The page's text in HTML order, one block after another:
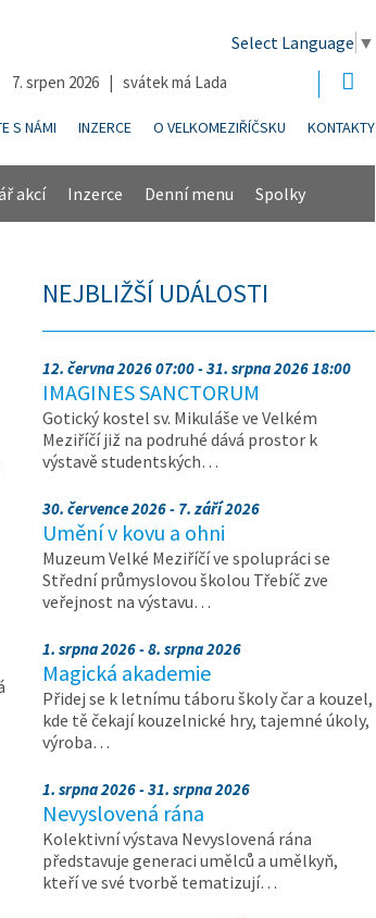
Select Language ▼
7. srpen 2026 | svátek má Lada
S NÁMI INZERCE O VELKOMEZIŘÍČSKU KONTAKTY
akcí Inzerce Denní menu Spolky
NEJBLIŽŠÍ UDÁLOSTI
12. června 2026 07:00 - 31. srpna 2026 18:00
IMAGINES SANCTORUM
Gotický kostel sv. Mikuláše ve Velkém
Meziříčí již na podruhé dává prostor k
výstavě studentských…
30. července 2026 - 7. září 2026
Umění v kovu a ohni
Muzeum Velké Meziříčí ve spolupráci se
Střední průmyslovou školou Třebíč zve
veřejnost na výstavu…
1. srpna 2026 - 8. srpna 2026
Magická akademie
Přidej se k letnímu táboru školy čar a kouzel,
kde tě čekají kouzelnické hry, tajemné úkoly,
výroba…
1. srpna 2026 - 31. srpna 2026
Nevyslovená rána
Kolektivní výstava Nevyslovená rána
představuje generaci umělců a umělkyň,
kteří ve své tvorbě tematizují…